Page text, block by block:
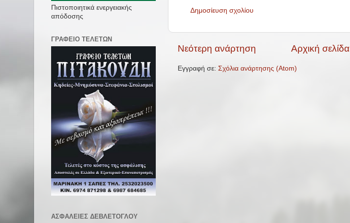
Δημοσίευση σχολίου
Νεότερη ανάρτηση Αρχική σελίδα
Εγγραφή σε: Σχόλια ανάρτησης (Atom)
Πιστοποιητικά ενεργειακής
απόδοσης
ΓΡΑΦΕΙΟ ΤΕΛΕΤΩΝ
ΑΣΦΑΛΕΙΕΣ ΔΕΒΛΕΤΟΓΛΟΥ